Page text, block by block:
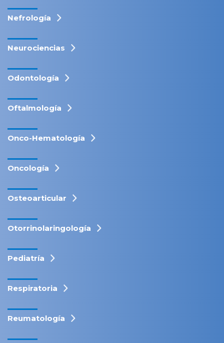
Nefrología
Neurociencias
Odontología
Oftalmología
Onco-Hematología
Oncología
Osteoarticular
Otorrinolaringología
Pediatría
Respiratoria
Reumatología